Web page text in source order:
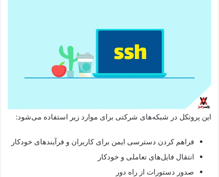
این پروتکل در شبکه‌های شرکتی برای موارد زیر استفاده می‌شود:
فراهم کردن دسترسی ایمن برای کاربران و فرآیندهای خودکار
انتقال فایل‌های تعاملی و خودکار
صدور دستورات از راه دور